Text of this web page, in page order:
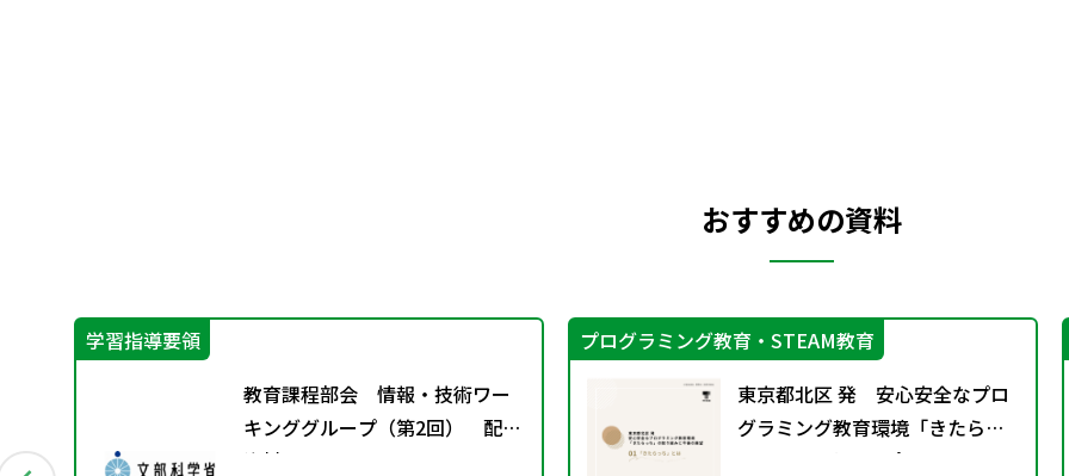
おすすめの資料
学習指導要領
教育課程部会 情報・技術ワー
キンググループ（第2回） 配付
資料
プログラミング教育・STEAM教育
東京都北区 発 安心安全なプロ
グラミング教育環境「きたらっ
ち」の取り組みと今後の展